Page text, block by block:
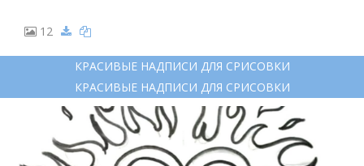
12
КРАСИВЫЕ НАДПИСИ ДЛЯ СРИСОВКИ
КРАСИВЫЕ НАДПИСИ ДЛЯ СРИСОВКИ